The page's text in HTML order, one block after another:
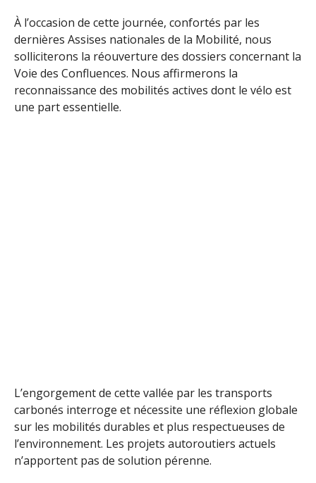
À l’occasion de cette journée, confortés par les
dernières Assises nationales de la Mobilité, nous
solliciterons la réouverture des dossiers concernant la
Voie des Confluences. Nous affirmerons la
reconnaissance des mobilités actives dont le vélo est
une part essentielle.
L’engorgement de cette vallée par les transports
carbonés interroge et nécessite une réflexion globale
sur les mobilités durables et plus respectueuses de
l’environnement. Les projets autoroutiers actuels
n’apportent pas de solution pérenne.